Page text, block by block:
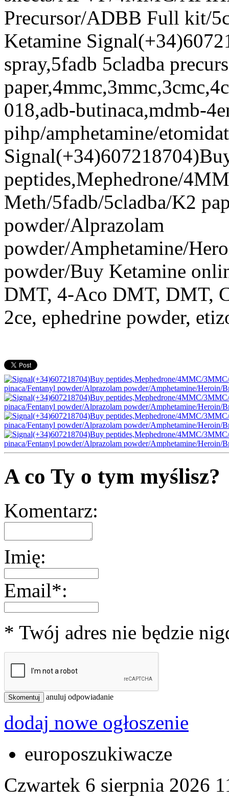
Precursor/ADBB Full kit/
Ketamine
spray,5fadb 5cladba
018,adb-butinaca,mdmb-
pihp/amphetamine/
peptides,Mephedrone/
Meth/5fadb/5cladba/K2
powder/Alprazolam
powder/Amphetamine/
powder/Buy Ketamine
DMT, 4-Aco DMT, DMT,
2ce, ephedrine powder,
A co Ty o tym myślisz?
Komentarz:
Imię:
Email*:
* Twój adres nie będzie
Skomentuj anuluj odpowiadanie
dodaj nowe ogłoszenie
europoszukiwacze
Czwartek 6 sierpnia 2026